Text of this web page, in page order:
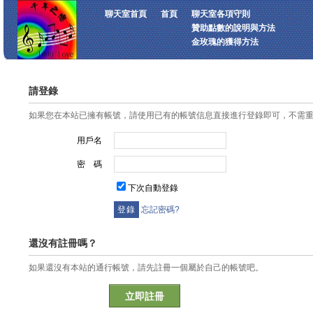
聊天室首頁 首頁
聊天室各項守則
贊助點數的說明與方法
金玫瑰的獲得方法
請登錄
如果您在本站已擁有帳號，請使用已有的帳號信息直接進行登錄即可，不需
用戶名
密 碼
下次自動登錄
忘記密碼?
還沒有註冊嗎？
如果還沒有本站的通行帳號，請先註冊一個屬於自己的帳號吧。
立即註冊